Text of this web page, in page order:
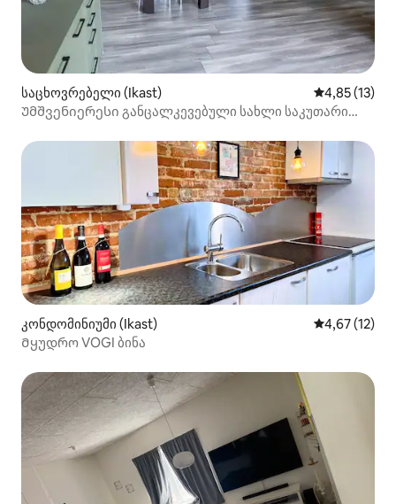
საცხოვრებელი (Ikast) საშუალო
4,85 (13)
Უმშვენიერესი განცალკევებული სახლი საკუთარი
კონდომინიუმი (Ikast) საშუალო
4,67 (12)
Მყუდრო VOGI ბინა